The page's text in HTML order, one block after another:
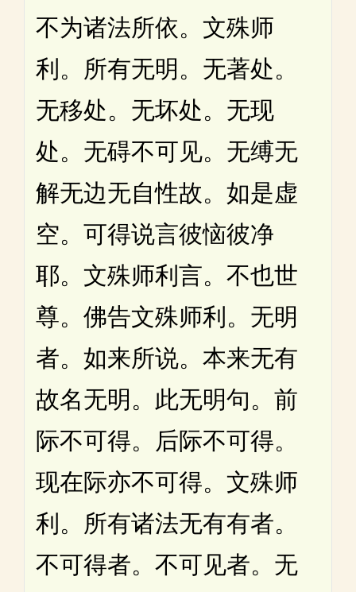
不为诸法所依。文殊师
利。所有无明。无著处。
无移处。无坏处。无现
处。无碍不可见。无缚无
解无边无自性故。如是虚
空。可得说言彼恼彼净
耶。文殊师利言。不也世
尊。佛告文殊师利。无明
者。如来所说。本来无有
故名无明。此无明句。前
际不可得。后际不可得。
现在际亦不可得。文殊师
利。所有诸法无有有者。
不可得者。不可见者。无